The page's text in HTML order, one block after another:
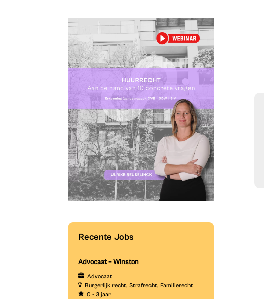
Recente Jobs
Advocaat – Winston
Advocaat
Burgerlijk recht Strafrecht Familierecht
0 - 3 jaar